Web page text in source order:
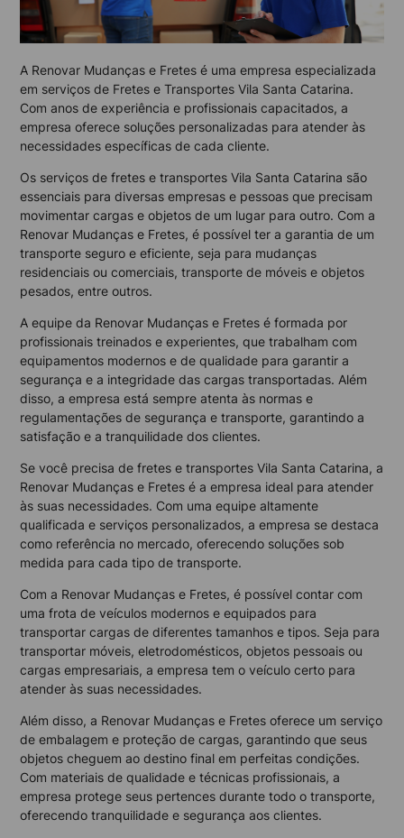
A Renovar Mudanças e Fretes é uma empresa especializada
em serviços de Fretes e Transportes Vila Santa Catarina.
Com anos de experiência e profissionais capacitados, a
empresa oferece soluções personalizadas para atender às
necessidades específicas de cada cliente.
Os serviços de fretes e transportes Vila Santa Catarina são
essenciais para diversas empresas e pessoas que precisam
movimentar cargas e objetos de um lugar para outro. Com a
Renovar Mudanças e Fretes, é possível ter a garantia de um
transporte seguro e eficiente, seja para mudanças
residenciais ou comerciais, transporte de móveis e objetos
pesados, entre outros.
A equipe da Renovar Mudanças e Fretes é formada por
profissionais treinados e experientes, que trabalham com
equipamentos modernos e de qualidade para garantir a
segurança e a integridade das cargas transportadas. Além
disso, a empresa está sempre atenta às normas e
regulamentações de segurança e transporte, garantindo a
satisfação e a tranquilidade dos clientes.
Se você precisa de fretes e transportes Vila Santa Catarina, a
Renovar Mudanças e Fretes é a empresa ideal para atender
às suas necessidades. Com uma equipe altamente
qualificada e serviços personalizados, a empresa se destaca
como referência no mercado, oferecendo soluções sob
medida para cada tipo de transporte.
Com a Renovar Mudanças e Fretes, é possível contar com
uma frota de veículos modernos e equipados para
transportar cargas de diferentes tamanhos e tipos. Seja para
transportar móveis, eletrodomésticos, objetos pessoais ou
cargas empresariais, a empresa tem o veículo certo para
atender às suas necessidades.
Além disso, a Renovar Mudanças e Fretes oferece um serviço
de embalagem e proteção de cargas, garantindo que seus
objetos cheguem ao destino final em perfeitas condições.
Com materiais de qualidade e técnicas profissionais, a
empresa protege seus pertences durante todo o transporte,
oferecendo tranquilidade e segurança aos clientes.